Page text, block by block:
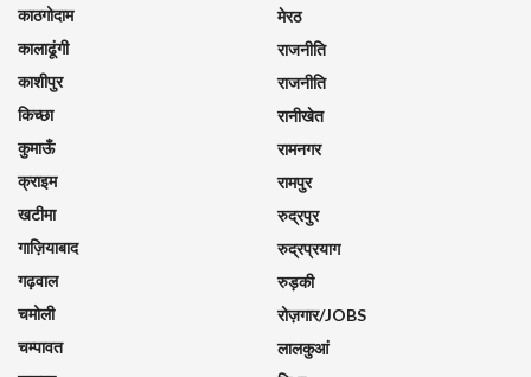
काठगोदाम
कालाढूंगी
काशीपुर
किच्छा
कुमाऊँ
क्राइम
खटीमा
गाज़ियाबाद
गढ़वाल
चमोली
चम्पावत
मेरठ
राजनीति
राजनीति
रानीखेत
रामनगर
रामपुर
रुद्रपुर
रुद्रप्रयाग
रुड़की
रोज़गार/JOBS
लालकुआं